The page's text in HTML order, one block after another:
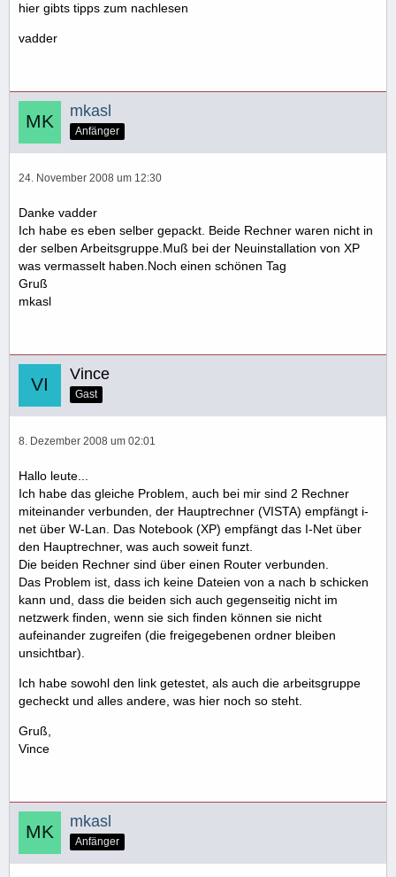
hier gibts tipps zum nachlesen
vadder
mkasl
Anfänger
24. November 2008 um 12:30
Danke vadder
Ich habe es eben selber gepackt. Beide Rechner waren nicht in
der selben Arbeitsgruppe.Muß bei der Neuinstallation von XP
was vermasselt haben.Noch einen schönen Tag
Gruß
mkasl
Vince
Gast
8. Dezember 2008 um 02:01
Hallo leute...
Ich habe das gleiche Problem, auch bei mir sind 2 Rechner
miteinander verbunden, der Hauptrechner (VISTA) empfängt i-
net über W-Lan. Das Notebook (XP) empfängt das I-Net über
den Hauptrechner, was auch soweit funzt.
Die beiden Rechner sind über einen Router verbunden.
Das Problem ist, dass ich keine Dateien von a nach b schicken
kann und, dass die beiden sich auch gegenseitig nicht im
netzwerk finden, wenn sie sich finden können sie nicht
aufeinander zugreifen (die freigegebenen ordner bleiben
unsichtbar).
Ich habe sowohl den link getestet, als auch die arbeitsgruppe
gecheckt und alles andere, was hier noch so steht.
Gruß,
Vince
mkasl
Anfänger